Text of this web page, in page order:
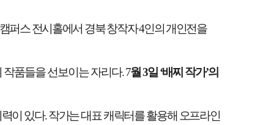
퍼스 전시홀에서 경북 창작자4인의 개인전을
작품들을 선보이는 자리다. 7월3일 ‘배찌 작가’의
이 있다.작가는 대표 캐릭터를 활용해 오프라인